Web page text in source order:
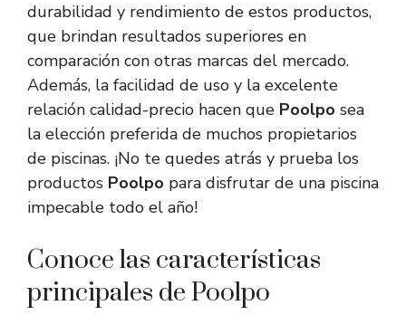
durabilidad y rendimiento de estos productos,
que brindan resultados superiores en
comparación con otras marcas del mercado.
Además, la facilidad de uso y la excelente
relación calidad-precio hacen que Poolpo sea
la elección preferida de muchos propietarios
de piscinas. ¡No te quedes atrás y prueba los
productos Poolpo para disfrutar de una piscina
impecable todo el año!
Conoce las características
principales de Poolpo